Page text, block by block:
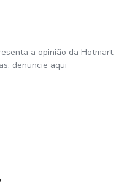
a opinião da Hotmart.
denuncie aqui